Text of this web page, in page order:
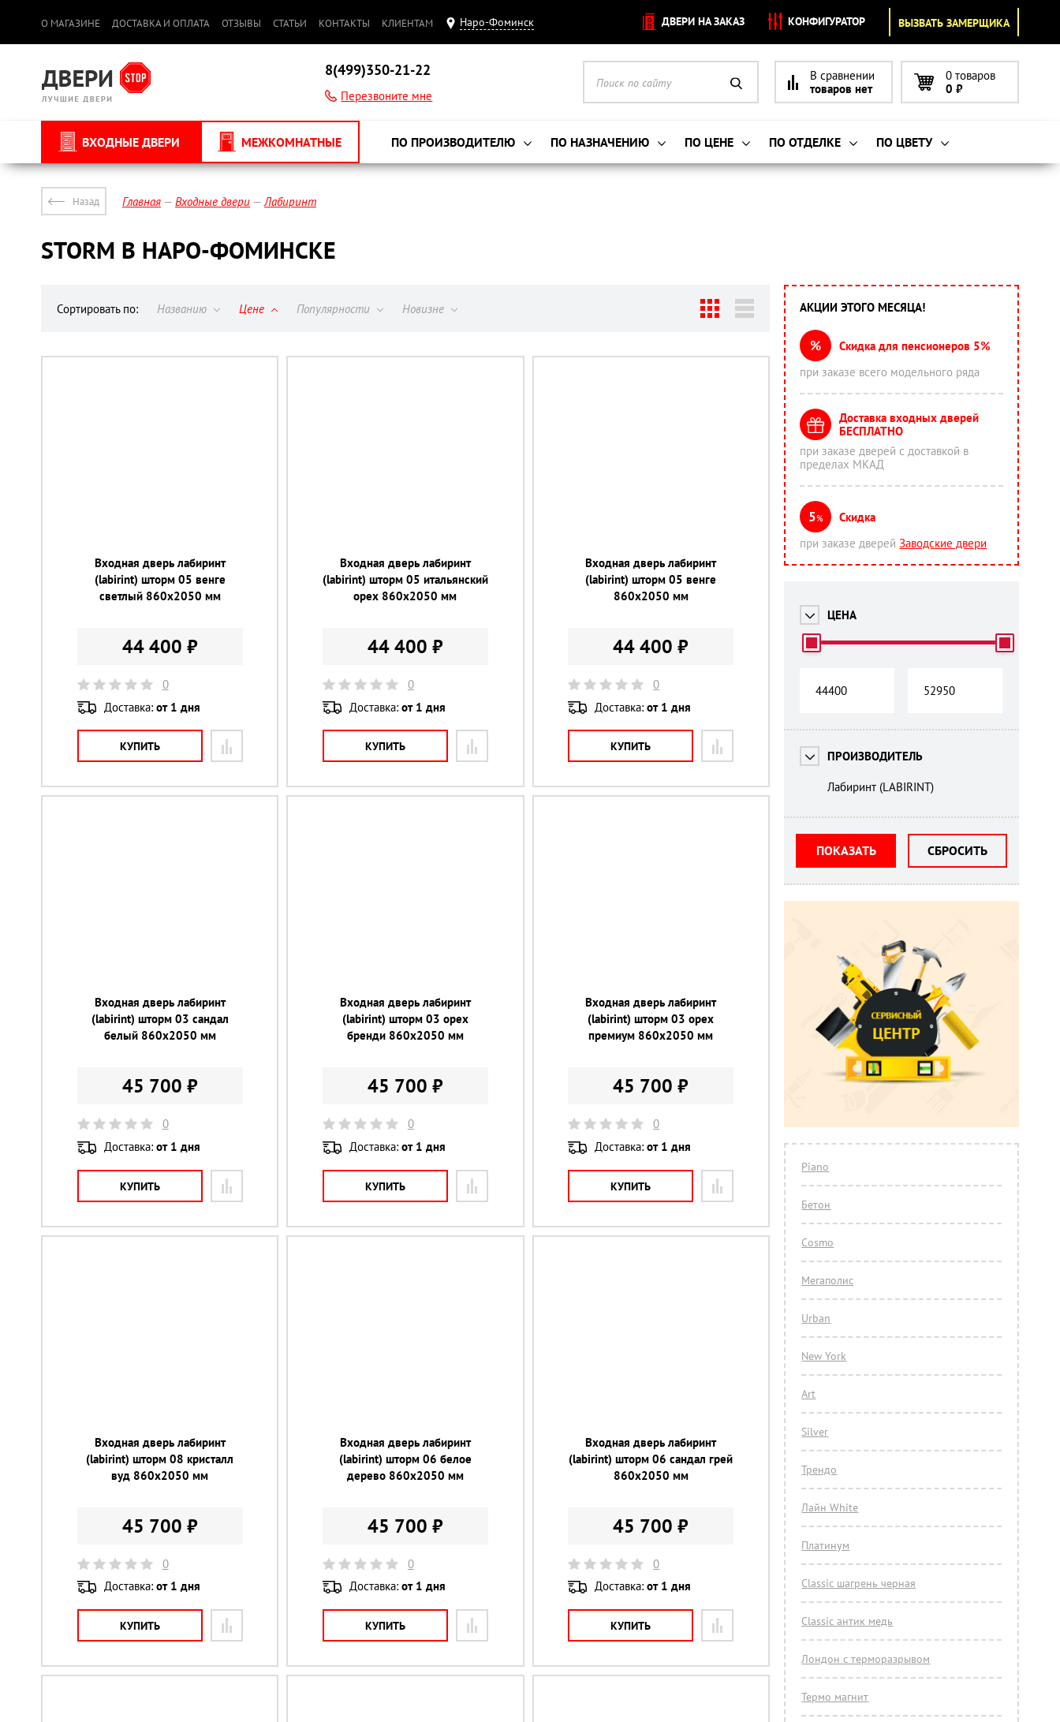
О МАГАЗИНЕ ДОСТАВКА И ОПЛАТА ОТЗЫВЫ СТАТЬИ КОНТАКТЫ КЛИЕНТАМ Наро-Фоминск ДВЕРИ НА ЗАКАЗ КОНФИГУРАТОР ВЫЗВАТЬ ЗАМЕРЩИКА
8(499)350-21-22
Перезвоните мне
В сравнении
товаров нет
0 товаров
0 ₽
ВХОДНЫЕ ДВЕРИ ПО ПРОИЗВОДИТЕЛЮ ПО НАЗНАЧЕНИЮ ПО ЦЕНЕ ПО ОТДЕЛКЕ ПО ЦВЕТУ
МЕЖКОМНАТНЫЕ
Назад Главная Входные двери Лабиринт
STORM В НАРО-ФОМИНСКЕ
Сортировать по: Названию Цене Популярности Новизне
Входная дверь лабиринт
(labirint) шторм 05 венге
светлый 860х2050 мм
44 400 ₽
0
Доставка: от 1 дня
КУПИТЬ
Входная дверь лабиринт
(labirint) шторм 05 итальянский
орех 860х2050 мм
44 400 ₽
0
Доставка: от 1 дня
КУПИТЬ
Входная дверь лабиринт
(labirint) шторм 05 венге
860х2050 мм
44 400 ₽
0
Доставка:от 1 дня
КУПИТЬ
Входная дверь лабиринт
(labirint) шторм 03 сандал
белый 860х2050 мм
45 700 ₽
0
Доставка: от 1 дня
КУПИТЬ
Входная дверь лабиринт
(labirint) шторм 03 орех
бренди 860х2050 мм
45 700 ₽
0
Доставка: от 1 дня
КУПИТЬ
Входная дверь лабиринт
(labirint) шторм 03 орех
премиум 860х2050 мм
45 700 ₽
0
Доставка:от 1 дня
КУПИТЬ
Входная дверь лабиринт
(labirint) шторм 08 кристалл
вуд 860х2050 мм
45 700 ₽
0
Доставка: от 1 дня
КУПИТЬ
Входная дверь лабиринт
(labirint) шторм 06 белое
дерево 860х2050 мм
45 700 ₽
0
Доставка: от 1 дня
КУПИТЬ
Входная дверь лабиринт
(labirint) шторм 06 сандал грей
860х2050 мм
45 700 ₽
0
Доставка:от 1 дня
КУПИТЬ
АКЦИИ ЭТОГО МЕСЯЦА!
%
Скидка для пенсионеров 5%
при заказе всего модельного ряда
Доставка входных дверей
БЕСПЛАТНО
при заказе дверей с доставкой в
пределах МКАД
5%
Скидка
при заказе дверейЗаводские двери
ЦЕНА
ПРОИЗВОДИТЕЛЬ
Лабиринт (LABIRINT)
ПОКАЗАТЬ СБРОСИТЬ
Piano
Бетон
Cosmo
Мегаполис
Urban
New York
Art
Silver
Трендо
Лайн White
Платинум
Classic шагрень черная
Classic антик медь
Лондон с терморазрывом
Термо магнит